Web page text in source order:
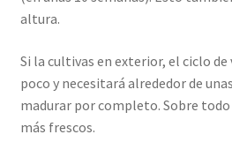
altura.
Si la cultivas en exterior, el ciclo de
poco y necesitará alrededor de
madurar por completo. Sobre
más frescos.